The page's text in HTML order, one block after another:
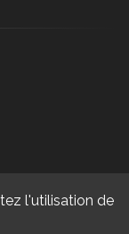
l'utilisation de